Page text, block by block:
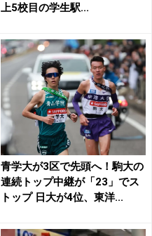
上5校目の学生駅...
青学大が3区で先頭へ！駒大の
連続トップ中継が「23」でス
トップ 日大が4位、東洋...